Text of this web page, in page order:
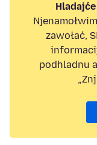
zawołać,
podhladnu